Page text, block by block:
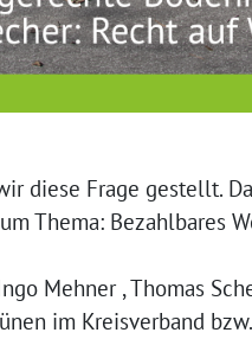
diese Frage gestellt.
Thema: Bezahlbares
Mehner , Thomas
im Kreisverband